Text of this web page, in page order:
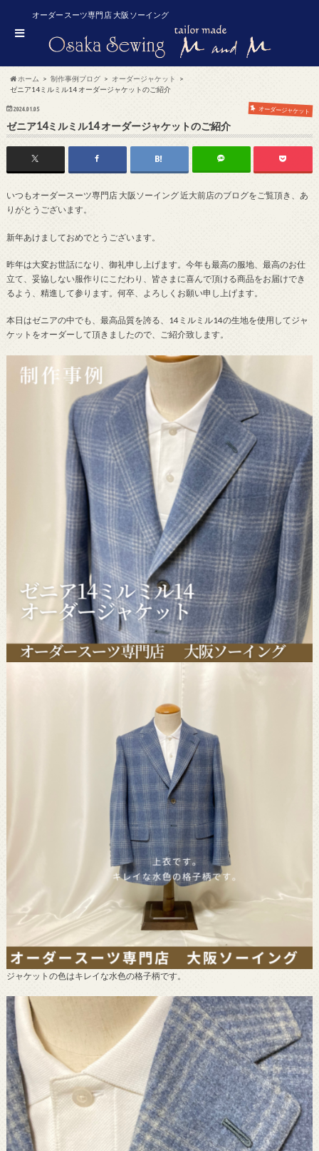
オーダースーツ専門店 大阪ソーイング
ホーム 制作事例ブログ
オーダージャケット
ゼニア14ミルミル14 オーダージャケットのご紹介
2024.01.05 オーダージャケット
ゼニア14ミルミル14 オーダージャケットのご紹介
いつもオーダースーツ専門店 大阪ソーイング 近大前店のブログをご覧頂き、あ
りがとうございます。
新年あけましておめでとうございます。
昨年は大変お世話になり、御礼申し上げます。今年も最高の服地、最高のお仕
立て、妥協しない服作りにこだわり、皆さまに喜んで頂ける商品をお届けでき
るよう、精進して参ります。何卒、よろしくお願い申し上げます。
本日はゼニアの中でも、最高品質を誇る、14ミルミル14の生地を使用してジャ
ケットをオーダーして頂きましたので、ご紹介致します。
ジャケットの色はキレイな水色の格子柄です。